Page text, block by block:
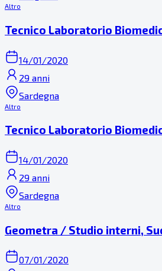
Altro
Tecnico Laboratorio
14/01/2020
29 anni
Sardegna
Altro
Tecnico Laboratorio
14/01/2020
29 anni
Sardegna
Altro
Geometra / Studio interni,
07/01/2020